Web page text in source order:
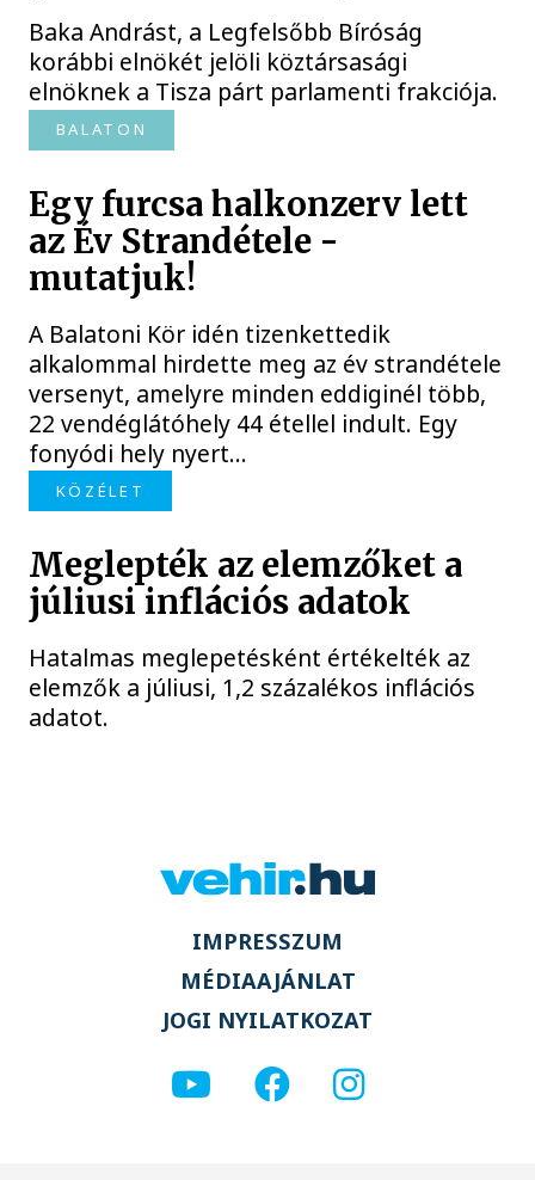
Baka Andrást, a Legfelsőbb Bíróság
korábbi elnökét jelöli köztársasági
elnöknek a Tisza párt parlamenti frakciója.
BALATON
Egy furcsa halkonzerv lett
az Év Strandétele -
mutatjuk!
A Balatoni Kör idén tizenkettedik
alkalommal hirdette meg az év strandétele
versenyt, amelyre minden eddiginél több,
22 vendéglátóhely 44 étellel indult. Egy
fonyódi hely nyert...
KÖZÉLET
Meglepték az elemzőket a
júliusi inflációs adatok
Hatalmas meglepetésként értékelték az
elemzők a júliusi, 1,2 százalékos inflációs
adatot.
IMPRESSZUM
MÉDIAAJÁNLAT
JOGI NYILATKOZAT